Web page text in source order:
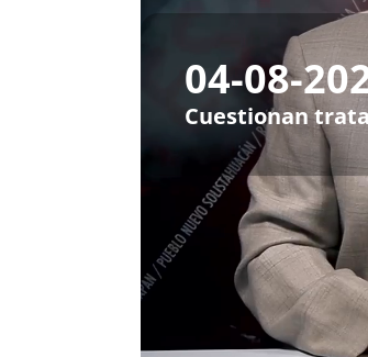
04-08-
Cuestionan